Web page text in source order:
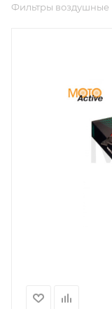
Фильтры воздушные